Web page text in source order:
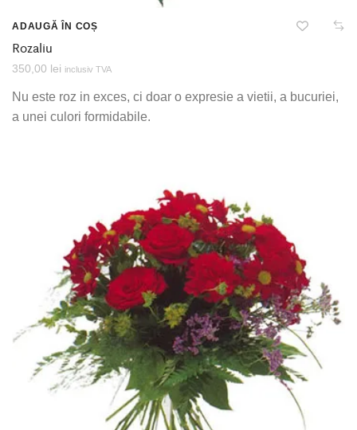
ADAUGĂ ÎN COȘ
Rozaliu
350,00 lei inclusiv TVA
Nu este roz in exces, ci doar o expresie a vietii, a bucuriei,
a unei culori formidabile.